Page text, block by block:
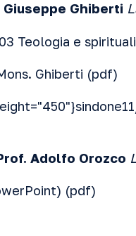
Ghiberti
Teologia e
Ghiberti (pdf)
Adolfo Orozco
(pdf)